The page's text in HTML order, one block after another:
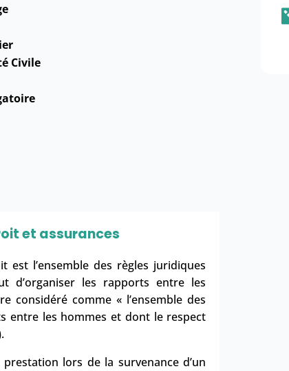
Civile
et assurances
est l’ensemble des règles juridiques
d’organiser les rapports entre les
considéré comme « l’ensemble des
entre les hommes et dont le respect
lors de la survenance d’un